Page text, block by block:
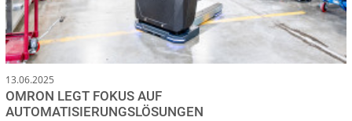
13.06.2025
OMRON LEGT FOKUS AUF
AUTOMATISIERUNGSLÖSUNGEN